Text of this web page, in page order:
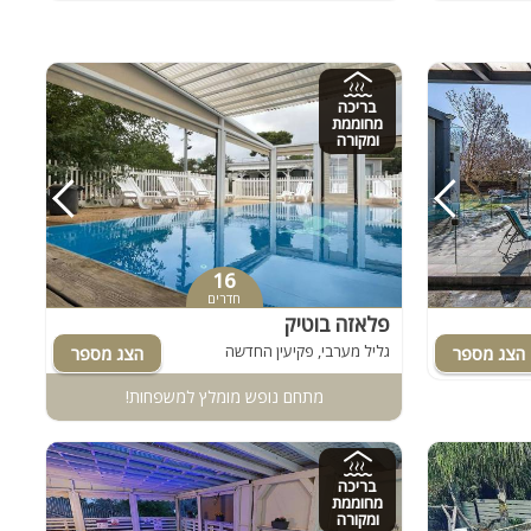
בריכה
מחוממת
ומקורה
16
חדרים
פלאזה בוטיק
גליל מערבי, פקיעין החדשה
מתחם נופש מומלץ למשפחות!
בריכה
מחוממת
ומקורה